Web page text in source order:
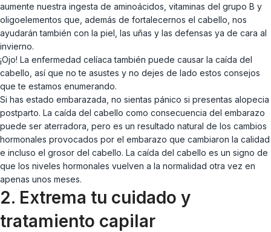
aumente nuestra ingesta de aminoácidos, vitaminas del grupo B y
oligoelementos que, además de fortalecernos el cabello, nos
ayudarán también con la piel, las uñas y las defensas ya de cara al
invierno.
¡Ojo! La enfermedad celíaca también puede causar la caída del
cabello, así que no te asustes y no dejes de lado estos consejos
que te estamos enumerando.
Si has estado embarazada, no sientas pánico si presentas alopecia
postparto. La caída del cabello como consecuencia del embarazo
puede ser aterradora, pero es un resultado natural de los cambios
hormonales provocados por el embarazo que cambiaron la calidad
e incluso el grosor del cabello. La caída del cabello es un signo de
que los niveles hormonales vuelven a la normalidad otra vez en
apenas unos meses.
2. Extrema tu cuidado y
tratamiento capilar